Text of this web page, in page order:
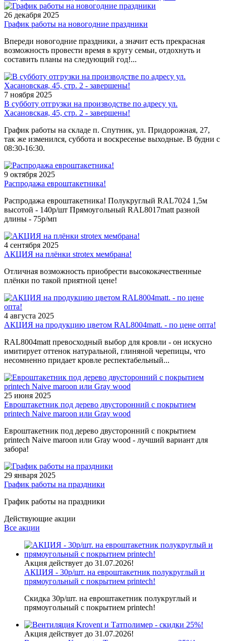
26 декабря 2025
График работы на новогодние праздники
Впереди новогодние праздники, а значит есть прекрасная
возможность провести время в кругу семьи, отдохнуть и
составить планы на следующий год!...
7 ноября 2025
В субботу отгрузки на производстве по адресу ул.
Хасановская, 45, стр. 2 - завершены!
График работы на складе п. Спутник, ул. Придорожная, 27,
так же изменился, суббота и воскресенье выходные. В будни с
08:30-16:30.
9 октября 2025
Распродажа евроштакетника!
Распродажа евроштакетника! Полукруглый RAL7024 1,5м
высотой - 140р/шт Прямоугольный RAL8017matt разной
длины - 75р/мп
4 сентября 2025
АКЦИЯ на плёнки strotex мембрана!
Отличная возможность приобрести высококачественные
плёнки по такой приятной цене!
4 августа 2025
АКЦИЯ на продукцию цветом RAL8004matt. - по цене опта!
RAL8004matt превосходный выбор для кровли - он искусно
имитирует оттенок натуральной, глиняной черепицы, что
несомненно придает кровле респектабельный...
25 июня 2025
Евроштакетник под дерево двусторонний с покрытием
printech Naive maroon или Gray wood
Евроштакетник под дерево двусторонний с покрытием
printech Naive maroon или Gray wood - лучший вариант для
забора!
29 января 2025
График работы на праздники
График работы на праздники
Действующие акции
Все акции
Акция действует до 31.07.2026!
АКЦИЯ - 30р/шт. на евроштакетник полукруглый и
прямоугольный с покрытием printech!
Скидка 30р/шт. на евроштакетник полукруглый и
прямоугольный с покрытием printech!
Акция действует до 31.07.2026!